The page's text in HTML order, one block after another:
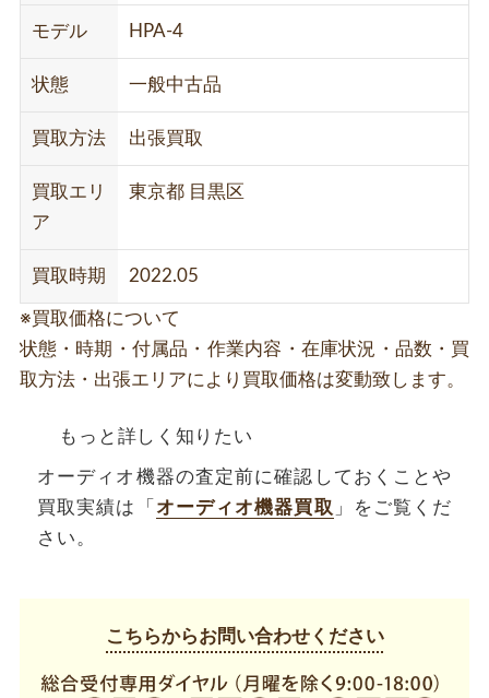
モデル HPA-4
状態 一般中古品
買取方法 出張買取
買取エリ
ア
東京都 目黒区
買取時期 2022.05
※買取価格について
状態・時期・付属品・作業内容・在庫状況・品数・買
取方法・出張エリアにより買取価格は変動致します。
もっと詳しく知りたい
オーディオ機器の査定前に確認しておくことや
買取実績は「 オーディオ機器買取 」をご覧くだ
さい。
こちらからお問い合わせください